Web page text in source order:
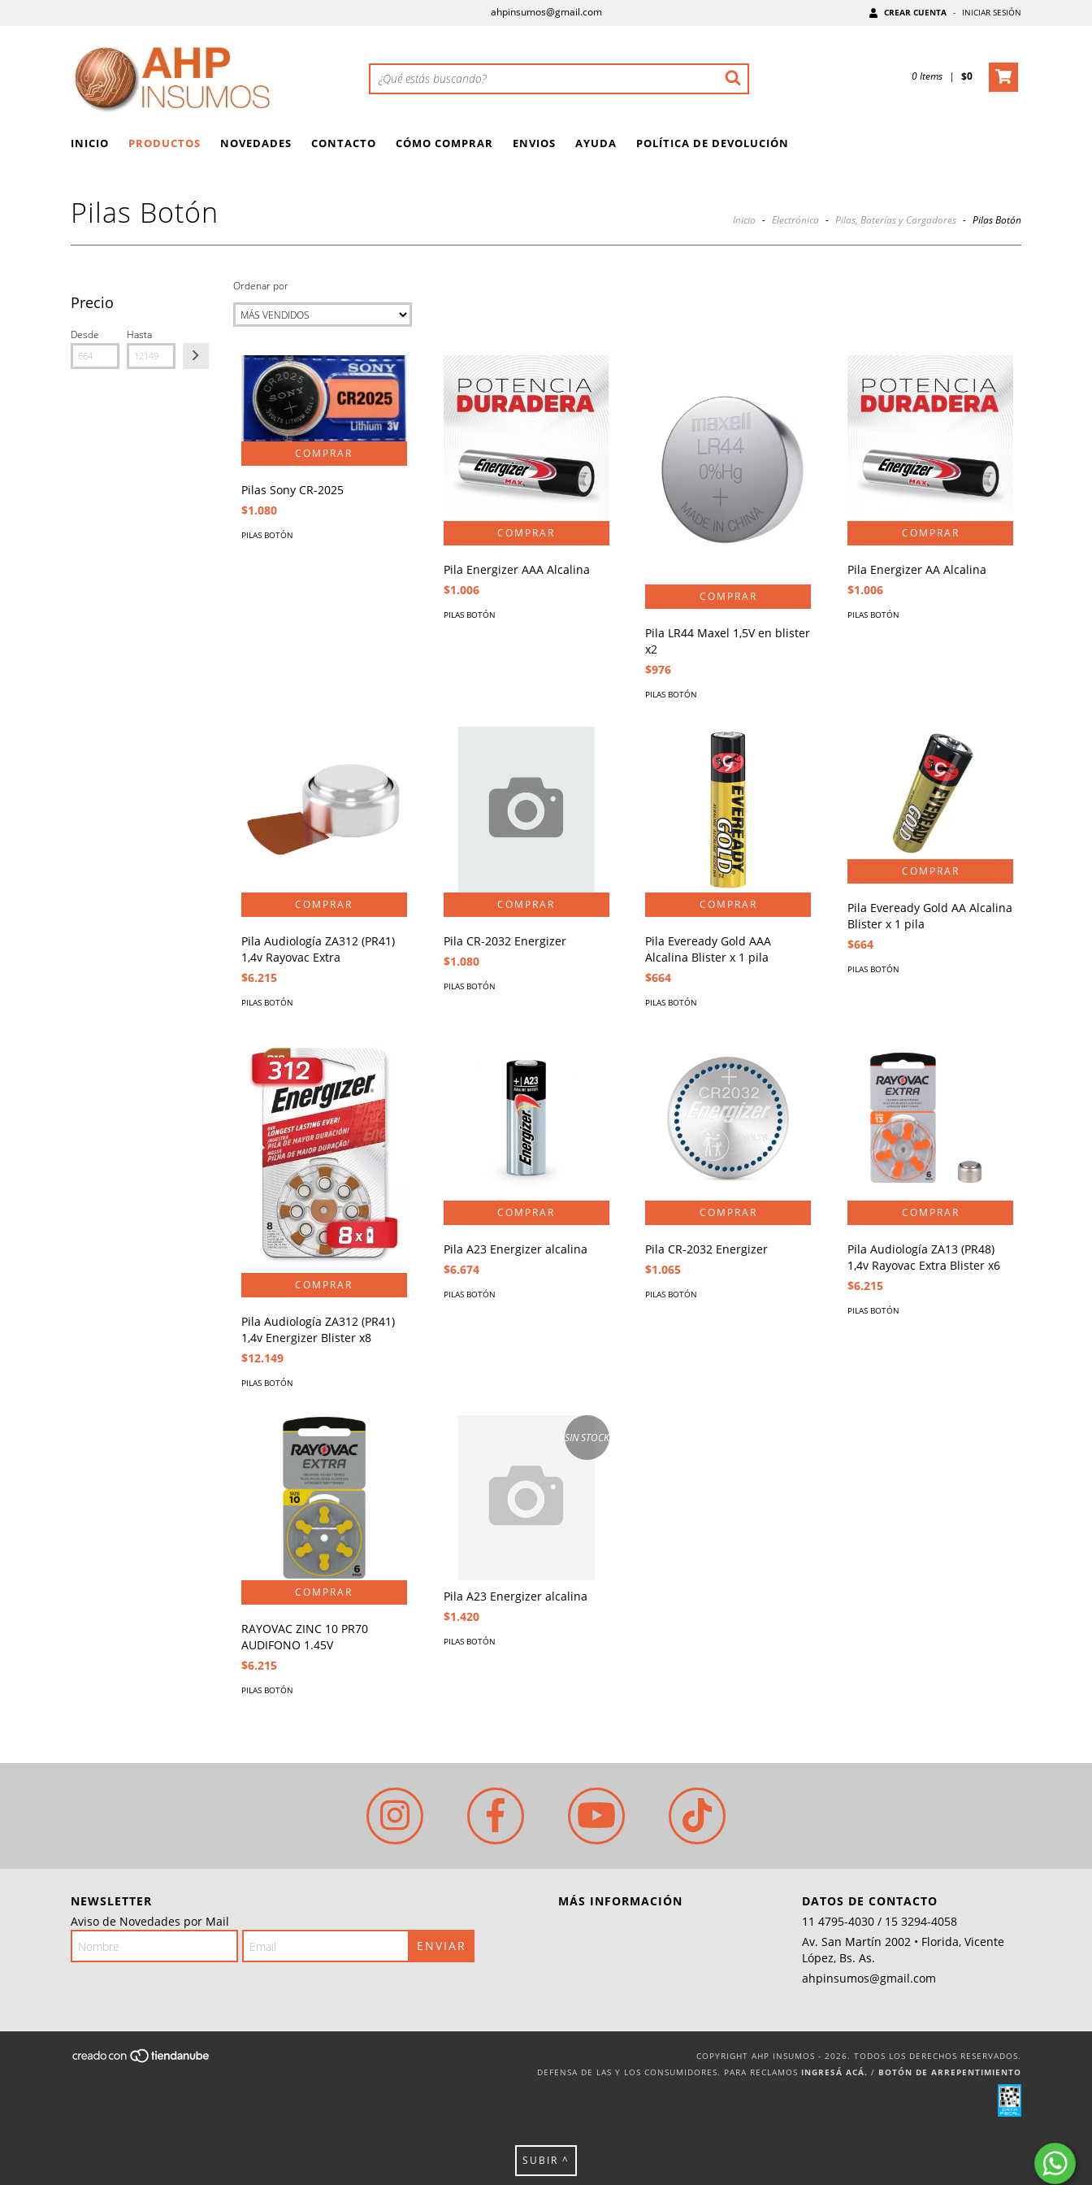
ahpinsumos@gmail.com CREAR CUENTA - INICIAR SESIÓN
0Items | $0
INICIO PRODUCTOS NOVEDADES CONTACTO CÓMO COMPRAR ENVIOS AYUDA POLÍTICA DE DEVOLUCIÓN
Pilas Botón Inicio - Electrónica - Pilas, Baterías y Cargadores - Pilas Botón
Precio
Desde Hasta
Ordenar por
Pilas Sony CR-2025
$1.080
PILAS BOTÓN
Pila Energizer AAA Alcalina
$1.006
PILAS BOTÓN
Pila LR44 Maxel 1,5V en blister
x2
$976
PILAS BOTÓN
Pila Energizer AA Alcalina
$1.006
PILAS BOTÓN
Pila Audiología ZA312 (PR41)
1,4v Rayovac Extra
$6.215
PILAS BOTÓN
Pila CR-2032 Energizer
$1.080
PILAS BOTÓN
Pila Eveready Gold AAA
Alcalina Blister x 1 pila
$664
PILAS BOTÓN
Pila Eveready Gold AA Alcalina
Blister x 1 pila
$664
PILAS BOTÓN
Pila Audiología ZA312 (PR41)
1,4v Energizer Blister x8
$12.149
PILAS BOTÓN
Pila A23 Energizer alcalina
$6.674
PILAS BOTÓN
Pila CR-2032 Energizer
$1.065
PILAS BOTÓN
Pila Audiología ZA13 (PR48)
1,4v Rayovac Extra Blister x6
$6.215
PILAS BOTÓN
RAYOVAC ZINC 10 PR70
AUDIFONO 1.45V
$6.215
PILAS BOTÓN
SIN STOCK
Pila A23 Energizer alcalina
$1.420
PILAS BOTÓN
NEWSLETTER
Aviso de Novedades por Mail
MÁS INFORMACIÓN
DATOS DE CONTACTO
11 4795-4030 / 15 3294-4058
Av. San Martín 2002 • Florida, Vicente
López, Bs. As.
ahpinsumos@gmail.com
COPYRIGHT AHP INSUMOS - 2026. TODOS LOS DERECHOS RESERVADOS.
DEFENSA DE LAS Y LOS CONSUMIDORES. PARA RECLAMOS INGRESÁ ACÁ. / BOTÓN DE ARREPENTIMIENTO
SUBIR ^